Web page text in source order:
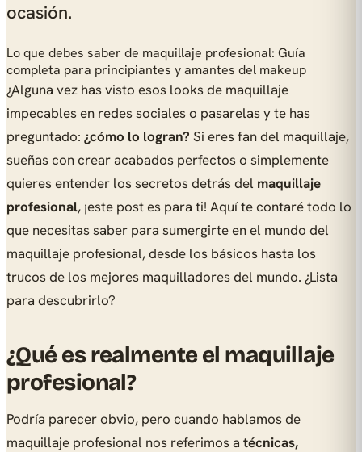
ocasión.
Lo que debes saber de maquillaje profesional: Guía
completa para principiantes y amantes del makeup
¿Alguna vez has visto esos looks de maquillaje
impecables en redes sociales o pasarelas y te has
preguntado: ¿cómo lo logran? Si eres fan del maquillaje,
sueñas con crear acabados perfectos o simplemente
quieres entender los secretos detrás del maquillaje
profesional, ¡este post es para ti! Aquí te contaré todo lo
que necesitas saber para sumergirte en el mundo del
maquillaje profesional, desde los básicos hasta los
trucos de los mejores maquilladores del mundo. ¿Lista
para descubrirlo?
¿Qué es realmente el maquillaje
profesional?
Podría parecer obvio, pero cuando hablamos de
maquillaje profesional nos referimos a técnicas,